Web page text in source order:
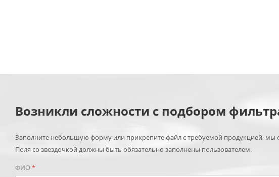
Возникли сложности с подбором
Заполните небольшую форму или прикрепите файл с требуемой продукцией,
Поля со звездочкой должны быть обязательно заполнены пользователем.
ФИО*